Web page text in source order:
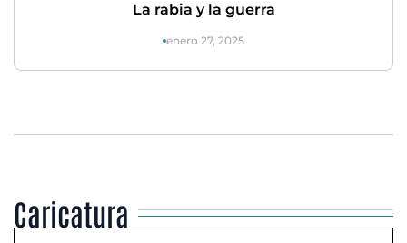
La rabia y la guerra
enero 27, 2025
Caricatura